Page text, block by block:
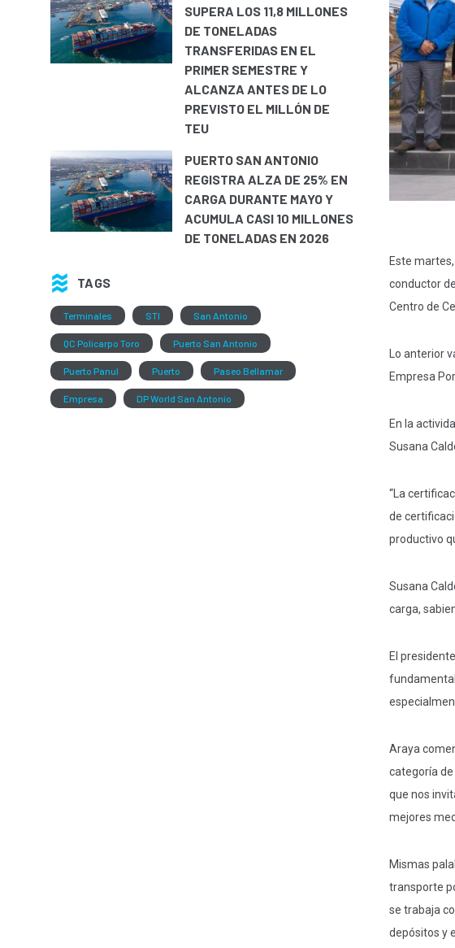
SUPERA LOS 11,8 MILLONES
DE TONELADAS
TRANSFERIDAS EN EL
PRIMER SEMESTRE Y
ALCANZA ANTES DE LO
PREVISTO EL MILLÓN DE
TEU
PUERTO SAN ANTONIO
REGISTRA ALZA DE 25% EN
CARGA DURANTE MAYO Y
ACUMULA CASI 10 MILLONES
DE TONELADAS EN 2026
TAGS
Terminales STI San Antonio
QC Policarpo Toro Puerto San Antonio
Puerto Panul Puerto Paseo Bellamar
Empresa DP World San Antonio
Este
conductor
Centro de
Lo anterior
Empresa
En la
Susana
“La
de
productivo
Susana
carga,
El
Araya
categoría de
que nos
mejores
Mismas
transporte
se trabaja
depósitos y